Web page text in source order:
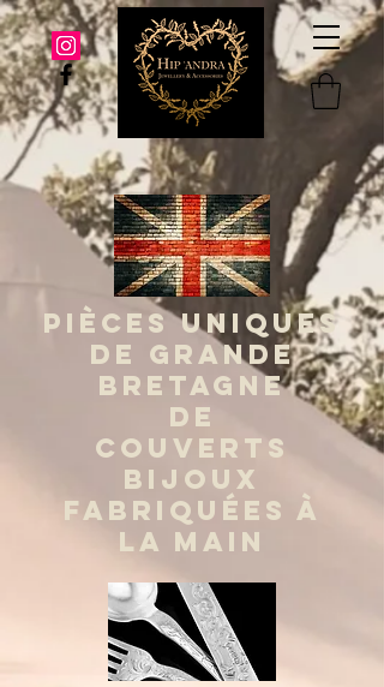
PIÈCES UNIQUES
DE GRANDE
BRETAGNE
DE
COUVERTS
BIJOUX
FABRIQUÉES À
LA MAIN